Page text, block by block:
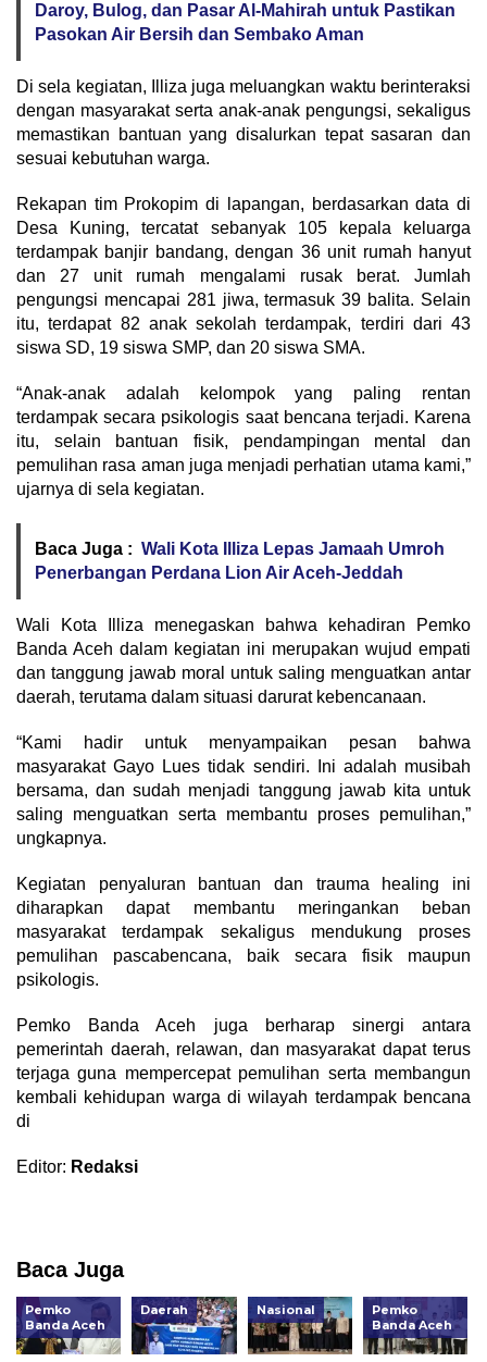
Daroy, Bulog, dan Pasar Al-Mahirah untuk Pastikan
Pasokan Air Bersih dan Sembako Aman
Di sela kegiatan, Illiza juga meluangkan waktu berinteraksi
dengan masyarakat serta anak-anak pengungsi, sekaligus
memastikan bantuan yang disalurkan tepat sasaran dan
sesuai kebutuhan warga.
Rekapan tim Prokopim di lapangan, berdasarkan data di
Desa Kuning, tercatat sebanyak 105 kepala keluarga
terdampak banjir bandang, dengan 36 unit rumah hanyut
dan 27 unit rumah mengalami rusak berat. Jumlah
pengungsi mencapai 281 jiwa, termasuk 39 balita. Selain
itu, terdapat 82 anak sekolah terdampak, terdiri dari 43
siswa SD, 19 siswa SMP, dan 20 siswa SMA.
“Anak-anak adalah kelompok yang paling rentan
terdampak secara psikologis saat bencana terjadi. Karena
itu, selain bantuan fisik, pendampingan mental dan
pemulihan rasa aman juga menjadi perhatian utama kami,”
ujarnya di sela kegiatan.
Baca Juga : Wali Kota Illiza Lepas Jamaah Umroh
Penerbangan Perdana Lion Air Aceh-Jeddah
Wali Kota Illiza menegaskan bahwa kehadiran Pemko
Banda Aceh dalam kegiatan ini merupakan wujud empati
dan tanggung jawab moral untuk saling menguatkan antar
daerah, terutama dalam situasi darurat kebencanaan.
“Kami hadir untuk menyampaikan pesan bahwa
masyarakat Gayo Lues tidak sendiri. Ini adalah musibah
bersama, dan sudah menjadi tanggung jawab kita untuk
saling menguatkan serta membantu proses pemulihan,”
ungkapnya.
Kegiatan penyaluran bantuan dan trauma healing ini
diharapkan dapat membantu meringankan beban
masyarakat terdampak sekaligus mendukung proses
pemulihan pascabencana, baik secara fisik maupun
psikologis.
Pemko Banda Aceh juga berharap sinergi antara
pemerintah daerah, relawan, dan masyarakat dapat terus
terjaga guna mempercepat pemulihan serta membangun
kembali kehidupan warga di wilayah terdampak bencana
di
Editor: Redaksi
Baca Juga
Pemko
Banda Aceh
Daerah Nasional
Pemko
Banda Aceh